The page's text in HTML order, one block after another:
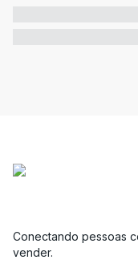
Conectando pessoas
vender.